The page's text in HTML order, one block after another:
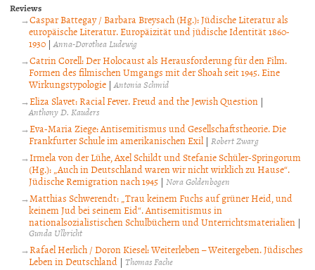
Reviews
Caspar Battegay / Barbara Breysach (Hg.): Jüdische Literatur als
europäische Literatur. Europäizität und jüdische Identität 1860-
1930 |Anna-Dorothea Ludewig
Catrin Corell: Der Holocaust als Herausforderung für den Film.
Formen des filmischen Umgangs mit der Shoah seit 1945. Eine
Wirkungstypologie |Antonia Schmid
Eliza Slavet: Racial Fever. Freud and the Jewish Question |
Anthony D. Kauders
Eva-Maria Ziege: Antisemitismus und Gesellschaftstheorie. Die
Frankfurter Schule im amerikanischen Exil| Robert Zwarg
Irmela von der Lühe, Axel Schildt und Stefanie Schüler-Springorum
(Hg.): „Auch in Deutschland waren wir nicht wirklich zu Hause“.
Jüdische Remigration nach 1945 | Nora Goldenbogen
Matthias Schwerendt: „Trau keinem Fuchs auf grüner Heid, und
keinem Jud bei seinem Eid“. Antisemitismus in
nationalsozialistischen Schulbüchern und Unterrichtsmaterialien |
Gunda Ulbricht
Rafael Herlich / Doron Kiesel: Weiterleben – Weitergeben. Jüdisches
Leben in Deutschland | Thomas Fache